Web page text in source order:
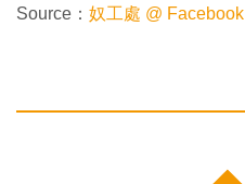
Source： 奴工處 @ Facebook